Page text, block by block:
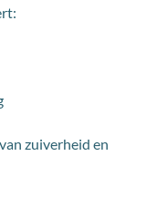
zuiverheid en